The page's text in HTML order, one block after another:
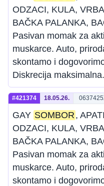
ODZACI, KULA,
BAČKA PALANKA,
Pasivan momak za
muskarce. Auto,
skontamo i
Diskrecija
#421374 18.05.26.
GAY SOMBOR ,
ODZACI, KULA,
BAČKA PALANKA,
Pasivan momak za
muskarce. Auto,
skontamo i